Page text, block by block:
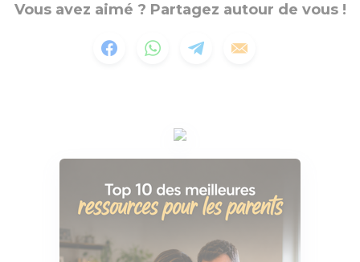
Vous avez aimé ? Partagez autour de vous !